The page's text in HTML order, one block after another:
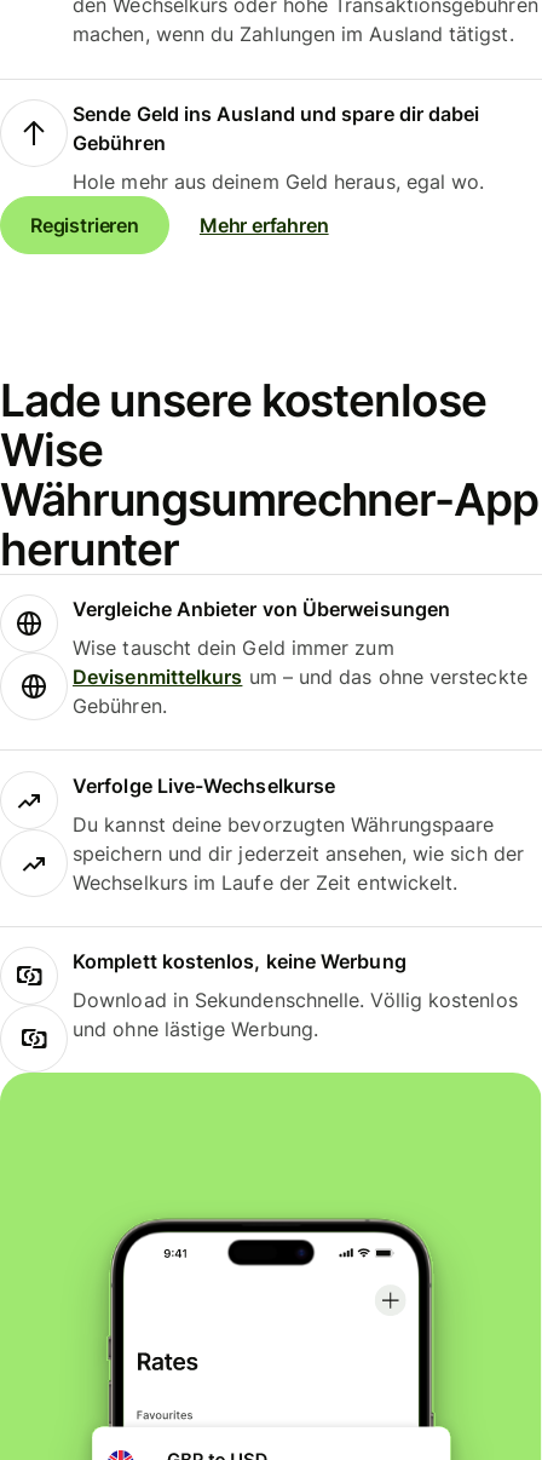
den Wechselkurs oder hohe Transaktionsgebühren
machen, wenn du Zahlungen im Ausland tätigst.
Sende Geld ins Ausland und spare dir dabei
Gebühren
Hole mehr aus deinem Geld heraus, egal wo.
Registrieren
Mehr erfahren
Lade unsere kostenlose
Wise
Währungsumrechner-App
herunter
Vergleiche Anbieter von Überweisungen
Wise tauscht dein Geld immer zum
Devisenmittelkurs um – und das ohne versteckte
Gebühren.
Verfolge Live-Wechselkurse
Du kannst deine bevorzugten Währungspaare
speichern und dir jederzeit ansehen, wie sich der
Wechselkurs im Laufe der Zeit entwickelt.
Komplett kostenlos, keine Werbung
Download in Sekundenschnelle. Völlig kostenlos
und ohne lästige Werbung.